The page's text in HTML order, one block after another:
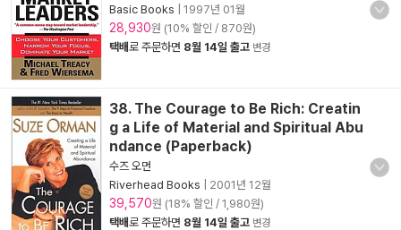
Basic Books
1997년 01월
28,930원 (10% 할인 / 870원)
택배로 주문하면 8월 14일 출고 변경
38. The Courage to Be Rich: Creatin
g a Life of Material and Spiritual Abu
ndance (Paperback)
수즈 오먼
Riverhead Books
2001년 12월
39,570원 (18% 할인 / 1,980원)
택배로 주문하면 8월 14일 출고 변경